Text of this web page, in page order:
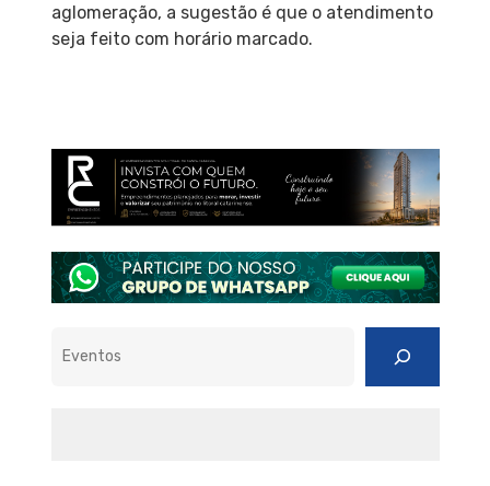
aglomeração, a sugestão é que o atendimento
seja feito com horário marcado.